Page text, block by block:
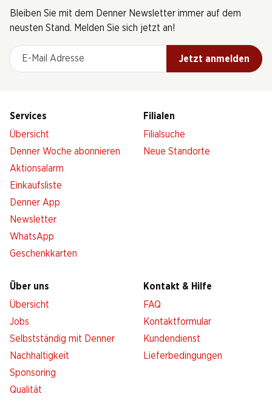
Bleiben Sie mit dem Denner Newsletter immer auf dem
neusten Stand. Melden Sie sich jetzt an!
E-Mail Adresse
Jetzt anmelden
Services
Übersicht
Denner Woche abonnieren
Aktionsalarm
Einkaufsliste
Denner App
Newsletter
WhatsApp
Geschenkkarten
Filialen
Filialsuche
Neue Standorte
Über uns
Übersicht
Jobs
Selbstständig mit Denner
Nachhaltigkeit
Sponsoring
Qualität
Kontakt & Hilfe
FAQ
Kontaktformular
Kundendienst
Lieferbedingungen